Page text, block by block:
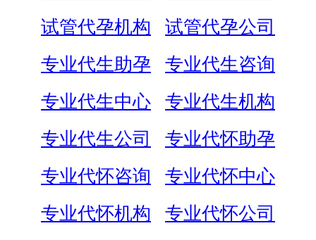
试管代孕机构
试管代孕公司
专业代生助孕
专业代生咨询
专业代生中心
专业代生机构
专业代生公司
专业代怀助孕
专业代怀咨询
专业代怀中心
专业代怀机构
专业代怀公司